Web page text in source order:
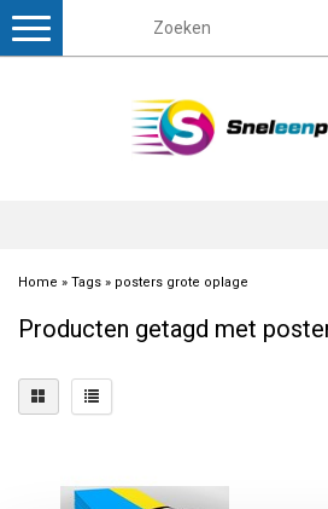
Toggle
Home » Tags » posters grote oplage
Producten getagd met